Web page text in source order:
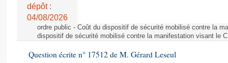
dépôt :
04/08/2026
ordre public - Coût du dispositif de sécurité mobilisé contre la
dispositif de sécurité mobilisé contre la manifestation visant le
Question écrite n° 17512 de M. Gérard Leseul